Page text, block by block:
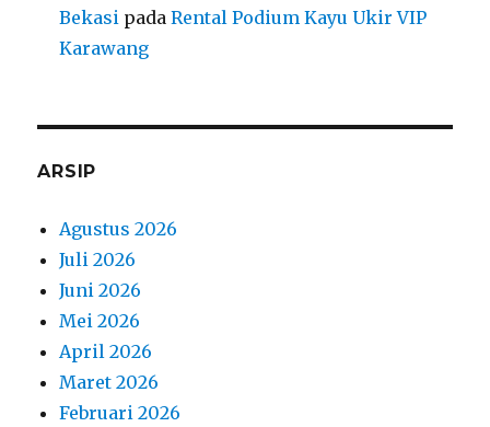
Bekasi padaRental Podium Kayu Ukir VIP
Karawang
ARSIP
Agustus 2026
Juli 2026
Juni 2026
Mei 2026
April 2026
Maret 2026
Februari 2026